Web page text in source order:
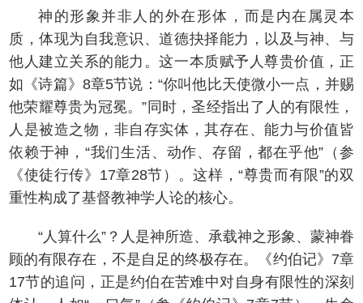
神的形象并非人的外在形体，而是内在属灵本
质，体现为自我意识、道德抉择能力，以及与神、与
他人建立关系的能力。这一本质赋予人尊贵价值，正
如《诗篇》8章5节说：“你叫他比天使微小一点，并赐
他荣耀尊贵为冠冕。”同时，圣经指出了人的有限性，
人是被造之物，非自存实体，其存在、能力与价值皆
依赖于神，“我们生活、动作、存留，都在乎他”（参
《使徒行传》17章28节）。这样，“尊贵而有限”的双
重性构成了基督教神学人论的核心。
“人算什么”？人是神所造、承载神之形象、蒙神眷
顾的有限存在，不是自足的终极存在。《约伯记》7章
17节的追问，正是约伯在苦难中对自身有限性的深刻